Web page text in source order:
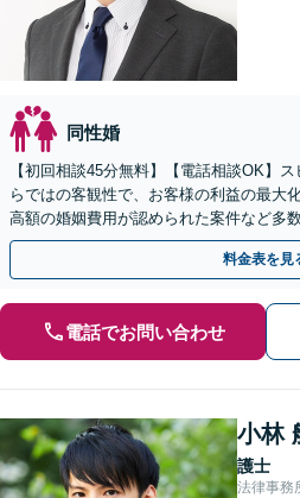
同性婚
【初回相談45分無料】【電話相談OK】
らではの客観性で、お客様の利益の最大
高額の婚姻費用が認められた案件など多
応】【子連れ相談可】
料金表を見
電話でお問い合わせ
小林
護士
法律事務